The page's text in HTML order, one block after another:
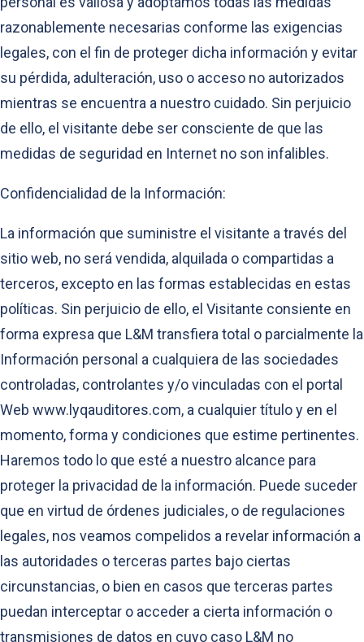
razonablemente necesarias conforme las exigencias
legales, con el fin de proteger dicha información y evitar
su pérdida, adulteración, uso o acceso no autorizados
mientras se encuentra a nuestro cuidado. Sin perjuicio
de ello, el visitante debe ser consciente de que las
medidas de seguridad en Internet no son infalibles.
Confidencialidad de la Información:
La información que suministre el visitante a través del
sitio web, no será vendida, alquilada o compartidas a
terceros, excepto en las formas establecidas en estas
políticas. Sin perjuicio de ello, el Visitante consiente en
forma expresa que L&M transfiera total o parcialmente la
Información personal a cualquiera de las sociedades
controladas, controlantes y/o vinculadas con el portal
Web www.lyqauditores.com, a cualquier título y en el
momento, forma y condiciones que estime pertinentes.
Haremos todo lo que esté a nuestro alcance para
proteger la privacidad de la información. Puede suceder
que en virtud de órdenes judiciales, o de regulaciones
legales, nos veamos compelidos a revelar información a
las autoridades o terceras partes bajo ciertas
circunstancias, o bien en casos que terceras partes
puedan interceptar o acceder a cierta información o
transmisiones de datos en cuyo caso L&M no